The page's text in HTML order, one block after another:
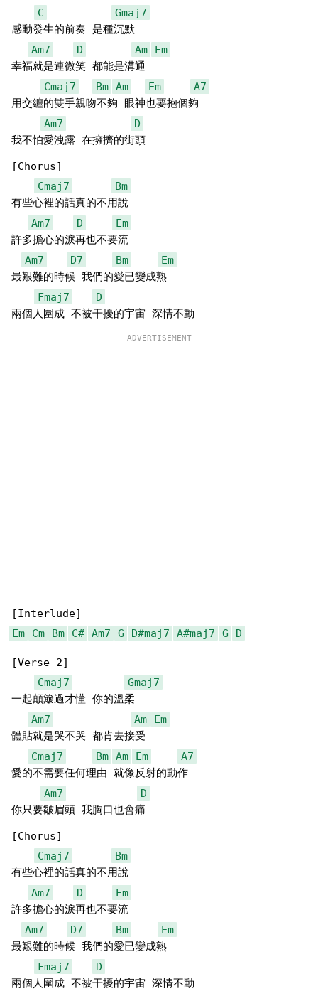
C
Gmaj7
感動發生的前奏 是種沉默
Am7
D Am
Em
幸福就是連微笑 都能是溝通
Cmaj7
Bm Am Em
A7
用交纏的雙手親吻不夠 眼神也要抱個夠
Am7
D
我不怕愛洩露 在擁擠的街頭
[Chorus]
Cmaj7
Bm
有些心裡的話真的不用說
Am7
D
Em
許多擔心的淚再也不要流
Am7
D7 Bm
Em
最艱難的時候 我們的愛已變成熟
Fmaj7
D
Em
Cm Bm C# Am7 G D#maj7 A#maj7 G D
[Verse 2]
Cmaj7
Gmaj7
一起顛簸過才懂 你的溫柔
Am7
Am
Em
體貼就是哭不哭 都肯去接受
Cmaj7
Bm Am Em
A7
愛的不需要任何理由 就像反射的動作
Am7
D
你只要皺眉頭 我胸口也會痛
[Chorus]
Cmaj7
Bm
有些心裡的話真的不用說
Am7
D
Em
許多擔心的淚再也不要流
Am7
D7 Bm
Em
最艱難的時候 我們的愛已變成熟
Fmaj7
D
兩個人圍成 不被干擾的宇宙 深情不動